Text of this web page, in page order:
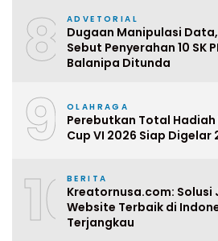
8 ADVETORIAL
Dugaan Manipulasi
Sebut Penyerahan 10 SK
Balanipa Ditunda
9 OLAHRAGA
Perebutkan Total Hadiah
Cup VI 2026 Siap
10BERITA
Kreatornusa.com: Solusi
Website Terbaik di
Terjangkau